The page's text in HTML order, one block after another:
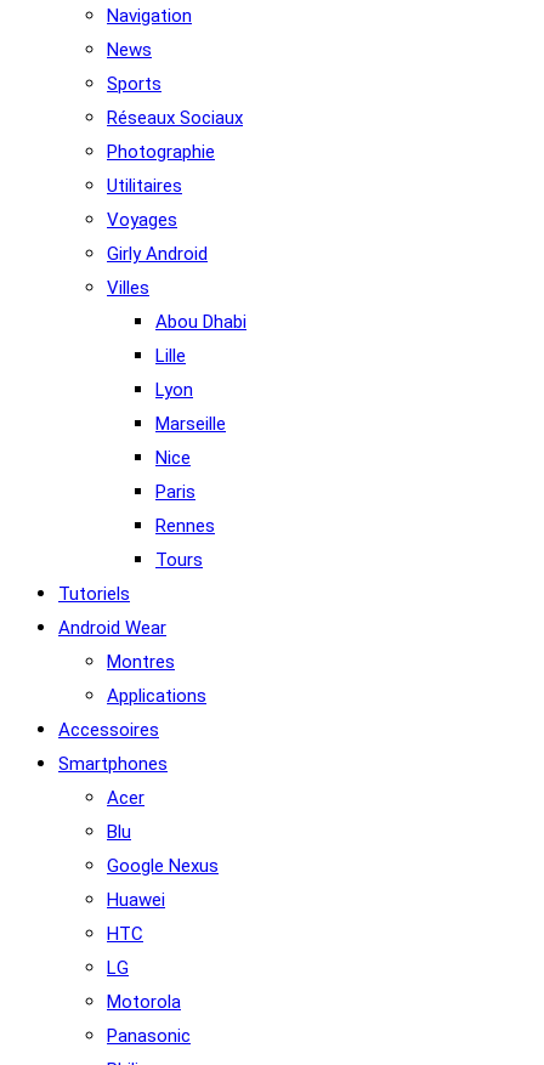
Navigation
News
Sports
Réseaux Sociaux
Photographie
Utilitaires
Voyages
Girly Android
Villes
Abou Dhabi
Lille
Lyon
Marseille
Nice
Paris
Rennes
Tours
Tutoriels
Android Wear
Montres
Applications
Accessoires
Smartphones
Acer
Blu
Google Nexus
Huawei
HTC
LG
Motorola
Panasonic